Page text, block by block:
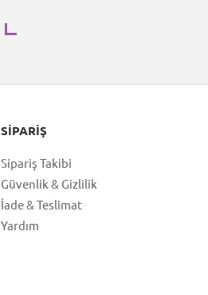
SIPARIŞ
Sipariş Takibi
Güvenlik & Gizlilik
İade & Teslimat
Yardım